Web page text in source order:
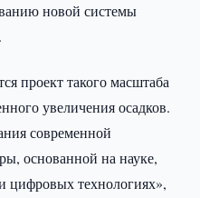
новой системы
проект такого масштаба
увеличения осадков.
современной
основанной на науке,
цифровых технологиях»,